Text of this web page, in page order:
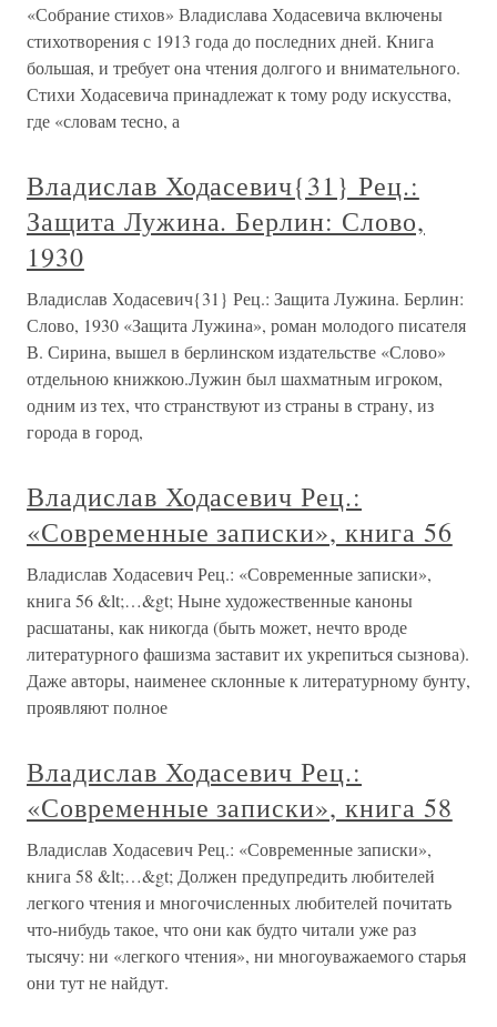
«Собрание стихов» Владислава Ходасевича включены
стихотворения с 1913 года до последних дней. Книга
большая, и требует она чтения долгого и внимательного.
Стихи Ходасевича принадлежат к тому роду искусства,
где «словам тесно, а
Владислав Ходасевич{31} Рец.:
Защита Лужина. Берлин: Слово,
1930
Владислав Ходасевич{31} Рец.: Защита Лужина. Берлин:
Слово, 1930 «Защита Лужина», роман молодого писателя
В. Сирина, вышел в берлинском издательстве «Слово»
отдельною книжкою.Лужин был шахматным игроком,
одним из тех, что странствуют из страны в страну, из
города в город,
Владислав Ходасевич Рец.:
«Современные записки», книга 56
Владислав Ходасевич Рец.: «Современные записки»,
книга 56 &lt;…&gt; Ныне художественные каноны
расшатаны, как никогда (быть может, нечто вроде
литературного фашизма заставит их укрепиться сызнова).
Даже авторы, наименее склонные к литературному бунту,
проявляют полное
Владислав Ходасевич Рец.:
«Современные записки», книга 58
Владислав Ходасевич Рец.: «Современные записки»,
книга 58 &lt;…&gt; Должен предупредить любителей
легкого чтения и многочисленных любителей почитать
что-нибудь такое, что они как будто читали уже раз
тысячу: ни «легкого чтения», ни многоуважаемого старья
они тут не найдут.